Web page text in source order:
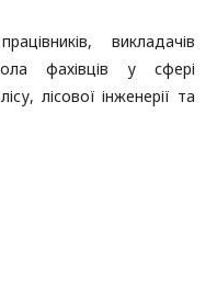
викладачів
фахівців у сфері
лісової інженерії та